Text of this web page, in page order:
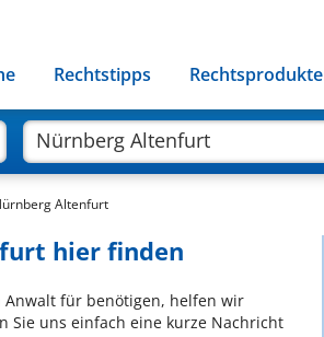
Rechtstipps Rechtsprodukte
Altenfurt
hier finden
Anwalt für benötigen, helfen wir
Sie uns einfach eine kurze Nachricht